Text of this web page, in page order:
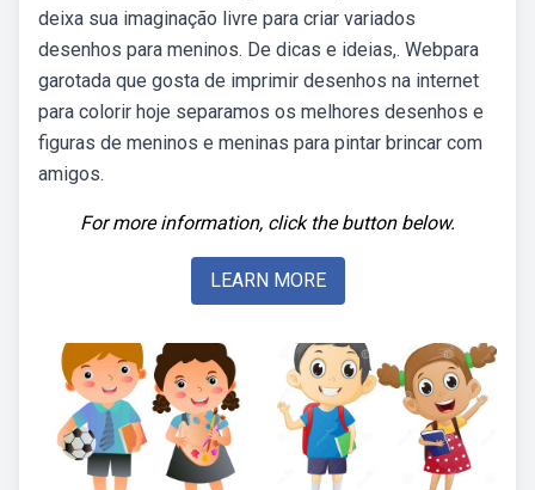
deixa sua imaginação livre para criar variados
desenhos para meninos. De dicas e ideias,. Webpara
garotada que gosta de imprimir desenhos na internet
para colorir hoje separamos os melhores desenhos e
figuras de meninos e meninas para pintar brincar com
amigos.
For more information, click the button below.
LEARN MORE